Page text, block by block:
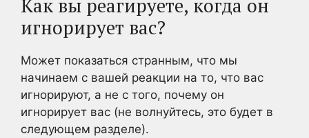
Как вы реагируете, когда он
игнорирует вас?
Может показаться странным, что мы
начинаем с вашей реакции на то, что вас
игнорируют, а не с того, почему он
игнорирует вас (не волнуйтесь, это будет в
следующем разделе).